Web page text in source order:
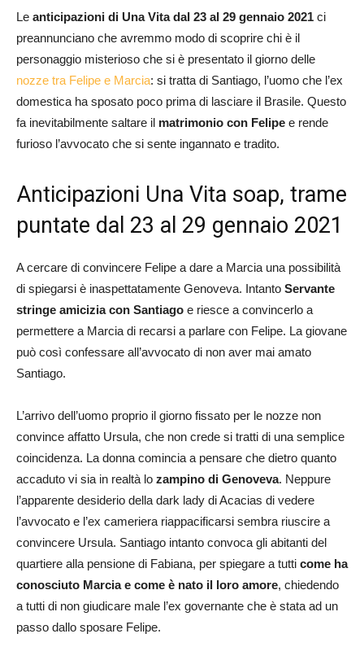
Le anticipazioni di Una Vita dal 23 al 29 gennaio 2021 ci
preannunciano che avremmo modo di scoprire chi è il
personaggio misterioso che si è presentato il giorno delle
nozze tra Felipe e Marcia: si tratta di Santiago, l’uomo che l’ex
domestica ha sposato poco prima di lasciare il Brasile. Questo
fa inevitabilmente saltare il matrimonio con Felipe e rende
furioso l’avvocato che si sente ingannato e tradito.
Anticipazioni Una Vita soap, trame
puntate dal 23 al 29 gennaio 2021
A cercare di convincere Felipe a dare a Marcia una possibilità
di spiegarsi è inaspettatamente Genoveva. Intanto Servante
stringe amicizia con Santiago e riesce a convincerlo a
permettere a Marcia di recarsi a parlare con Felipe. La giovane
può così confessare all’avvocato di non aver mai amato
Santiago.
L’arrivo dell’uomo proprio il giorno fissato per le nozze non
convince affatto Ursula, che non crede si tratti di una semplice
coincidenza. La donna comincia a pensare che dietro quanto
accaduto vi sia in realtà lo zampino di Genoveva. Neppure
l’apparente desiderio della dark lady di Acacias di vedere
l’avvocato e l’ex cameriera riappacificarsi sembra riuscire a
convincere Ursula. Santiago intanto convoca gli abitanti del
quartiere alla pensione di Fabiana, per spiegare a tutti come ha
conosciuto Marcia e come è nato il loro amore, chiedendo
a tutti di non giudicare male l’ex governante che è stata ad un
passo dallo sposare Felipe.